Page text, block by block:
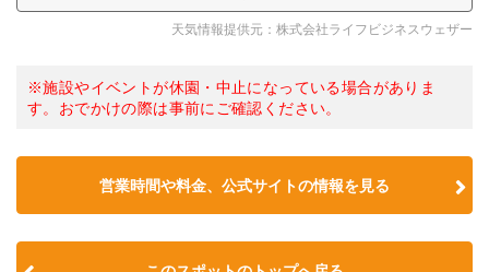
天気情報提供元：株式会社ライフビジネスウェザー
※施設やイベントが休園・中止になっている場合がありま
す。おでかけの際は事前にご確認ください。
営業時間や料金、公式サイトの情報を見る